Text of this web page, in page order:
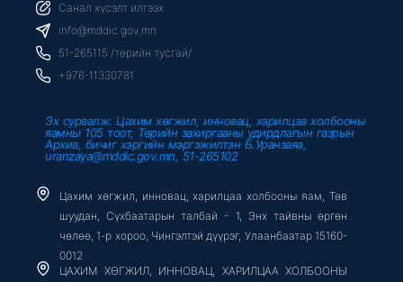
b
o
o
k
f
t
e
r
u
b
e
Санал хүсэлт илгээх
info@mddic.gov.mn
51-265115 /төрийн тусгай/
+976-11330781
Эх сурвалж: Цахим хөгжил, инновац, харилцаа холбооны
яамны 105 тоот, Төрийн захиргааны удирдлагын газрын
Архив, бичиг хэргийн мэргэжилтэн Б.Уранзаяа,
uranzaya@mddic.gov.mn, 51-265102
Цахим хөгжил, инновац, харилцаа холбооны яам, Төв
шуудан, Сүхбаатарын талбай - 1, Энх тайвны өргөн
чөлөө, 1-р хороо, Чингэлтэй дүүрэг, Улаанбаатар 15160-
0012
ЦАХИМ ХӨГЖИЛ, ИННОВАЦ, ХАРИЛЦАА ХОЛБООНЫ